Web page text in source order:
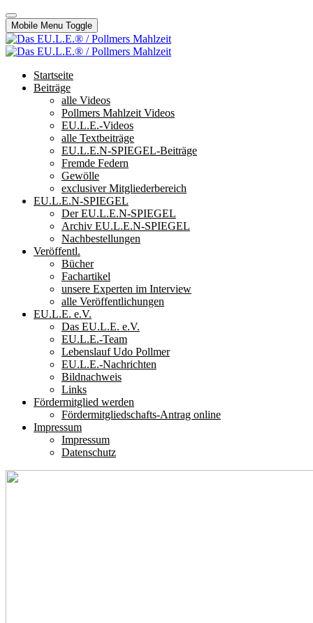
Mobile Menu Toggle
Startseite
Beiträge
alle Videos
Pollmers Mahlzeit Videos
EU.L.E.-Videos
alle Textbeiträge
EU.L.E.N-SPIEGEL-Beiträge
Fremde Federn
Gewölle
exclusiver Mitgliederbereich
EU.L.E.N-SPIEGEL
Der EU.L.E.N-SPIEGEL
Archiv EU.L.E.N-SPIEGEL
Nachbestellungen
Veröffentl.
Bücher
Fachartikel
unsere Experten im Interview
alle Veröffentlichungen
EU.L.E. e.V.
Das EU.L.E. e.V.
EU.L.E.-Team
Lebenslauf Udo Pollmer
EU.L.E.-Nachrichten
Bildnachweis
Links
Fördermitglied werden
Fördermitgliedschafts-Antrag online
Impressum
Impressum
Datenschutz